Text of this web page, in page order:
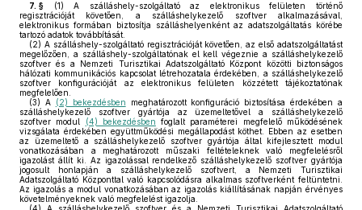
7. § (1) A szálláshely-szolgáltató az elektronikus felületen történő
regisztrációját követően, a szálláshelykezelő szoftver alkalmazásával,
elektronikus formában biztosítja szálláshelyenként az adatszolgáltatás körébe
tartozó adatok továbbítását.
(2) A szálláshely-szolgáltató regisztrációját követően, az első adatszolgáltatást
megelőzően, a szálláshely-szolgáltatónak el kell végeznie a szálláshelykezelő
szoftver és a Nemzeti Turisztikai Adatszolgáltató Központ közötti biztonságos
hálózati kommunikációs kapcsolat létrehozatala érdekében, a szálláshelykezelő
szoftver konfigurációját az elektronikus felületen közzétett tájékoztatónak
megfelelően.
(3) A (2) bekezdésben meghatározott konfiguráció biztosítása érdekében a
szálláshelykezelő szoftver gyártója az üzemeltetővel a szálláshelykezelő
szoftver modul
(4) bekezdésben foglalt paraméterei megfelelő működésének
vizsgálata érdekében együttműködési megállapodást köthet. Ebben az esetben
az üzemeltető a szálláshelykezelő szoftver gyártója által kifejlesztett modul
vonatkozásában a meghatározott műszaki feltételeknek való megfelelésről
igazolást állít ki. Az igazolással rendelkező szálláshelykezelő szoftver gyártója
jogosult honlapján a szálláshelykezelő szoftvert, a Nemzeti Turisztikai
Adatszolgáltató Központtal való kapcsolódásra alkalmas szoftverként feltüntetni.
Az igazolás a modul vonatkozásában az igazolás kiállításának napján érvényes
követelményeknek való megfelelést igazolja.